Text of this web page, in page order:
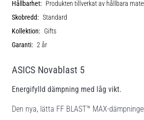
Hållbarhet: Produkten tillverkat av hållbara
Skobredd: Standard
Kollektion: Gifts
Garanti: 2 år
ASICS Novablast 5
Energifylld dämpning med låg vikt.
Den nya, lätta FF BLAST™ MAX-